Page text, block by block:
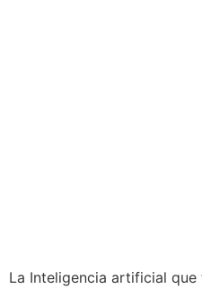
La Inteligencia artificial